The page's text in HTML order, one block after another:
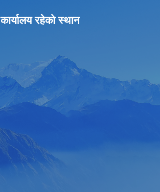
कार्यालय रहेको स्थान